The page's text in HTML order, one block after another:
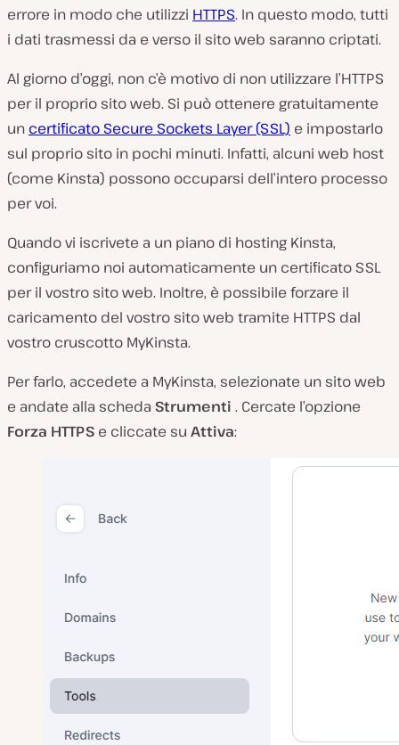
errore in modo che utilizzi HTTPS. In questo modo, tutti
i dati trasmessi da e verso il sito web saranno criptati.
Al giorno d’oggi, non c’è motivo di non utilizzare l’HTTPS
per il proprio sito web. Si può ottenere gratuitamente
un certificato Secure Sockets Layer (SSL) e impostarlo
sul proprio sito in pochi minuti. Infatti, alcuni web host
(come Kinsta) possono occuparsi dell’intero processo
per voi.
Quando vi iscrivete a un piano di hosting Kinsta,
configuriamo noi automaticamente un certificato SSL
per il vostro sito web. Inoltre, è possibile forzare il
caricamento del vostro sito web tramite HTTPS dal
vostro cruscotto MyKinsta.
Per farlo, accedete a MyKinsta, selezionate un sito web
e andate alla scheda Strumenti . Cercate l’opzione
Forza HTTPS e cliccate su Attiva: